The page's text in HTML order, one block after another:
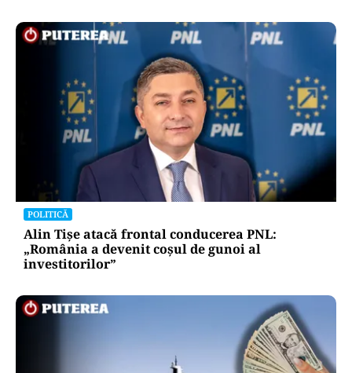
POLITICĂ
Alin Tișe atacă frontal conducerea PNL:
„România a devenit coșul de gunoi al
investitorilor”